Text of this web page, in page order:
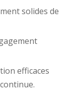
solides de
efficaces